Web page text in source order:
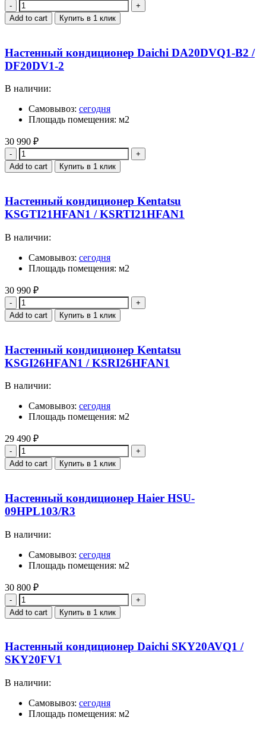
Quantity
Add to cart Купить в 1 клик
Настенный кондиционер Daichi DA20DVQ1-B2 /
DF20DV1-2
В наличии:
Самовывоз: сегодня
Площадь помещения: м2
30 990 ₽
Quantity
Add to cart Купить в 1 клик
Настенный кондиционер Kentatsu
KSGTI21HFAN1 / KSRTI21HFAN1
В наличии:
Самовывоз: сегодня
Площадь помещения: м2
30 990 ₽
Quantity
Add to cart Купить в 1 клик
Настенный кондиционер Kentatsu
KSGI26HFAN1 / KSRI26HFAN1
В наличии:
Самовывоз: сегодня
Площадь помещения: м2
29 490 ₽
Quantity
Add to cart Купить в 1 клик
Настенный кондиционер Haier HSU-
09HPL103/R3
В наличии:
Самовывоз: сегодня
Площадь помещения: м2
30 800 ₽
Quantity
Add to cart Купить в 1 клик
Настенный кондиционер Daichi SKY20AVQ1 /
SKY20FV1
В наличии:
Самовывоз: сегодня
Площадь помещения: м2